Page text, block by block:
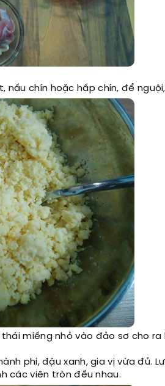
nấu chín hoặc hấp chín, để
miếng nhỏ vào đảo sơ cho
phi, đậu xanh, gia vị vừa đủ.
các viên tròn đều nhau.